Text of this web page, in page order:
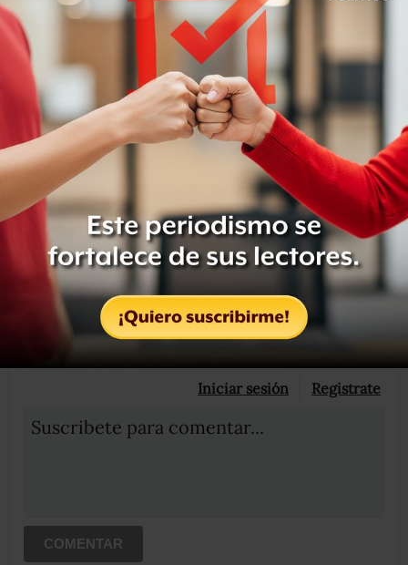
Compartir Leer después
Etiquetas:
OCULTAR COMENTARIOS
Iniciar sesión Registrate
Suscribete para comentar...
COMENTAR